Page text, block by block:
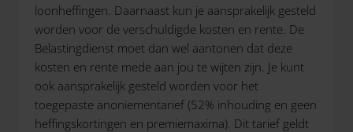
loonheffingen. Daarnaast kun je aansprakelijk gesteld
worden voor de verschuldigde kosten en rente. De
Belastingdienst moet dan wel aantonen dat deze
kosten en rente mede aan jou te wijten zijn. Je kunt
ook aansprakelijk gesteld worden voor het
toegepaste anoniementarief (52% inhouding en geen
heffingskortingen en premiemaxima). Dit tarief geldt